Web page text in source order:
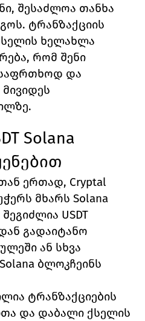
შესაძლოა თანხა
ტრანზაქციის
ხელახლა
რომ შენი
და
Solana
ერთად, Cryptal
მხარს Solana
USDT
გადაიტანო
ან სხვა
ბლოკჩეინს
ტრანზაქციების
და დაბალი ქსელის